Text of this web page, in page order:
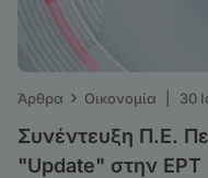
Άρθρα › Οικονομία 30
Συνέντευξη Π.Ε.
"Update" στην ΕΡΤ